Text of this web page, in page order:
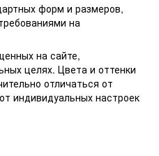
форм и размеров,
на
на сайте,
целях. Цвета и оттенки
отличаться от
индивидуальных настроек